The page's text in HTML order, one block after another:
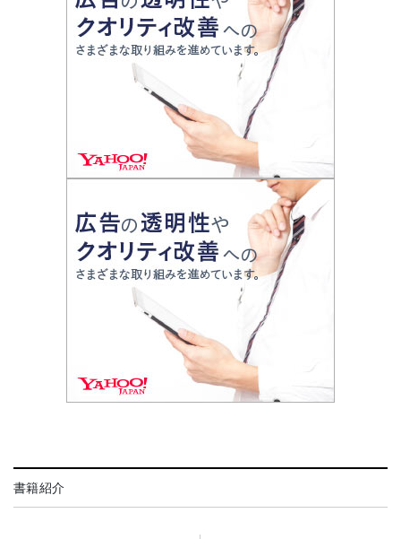
書籍紹介